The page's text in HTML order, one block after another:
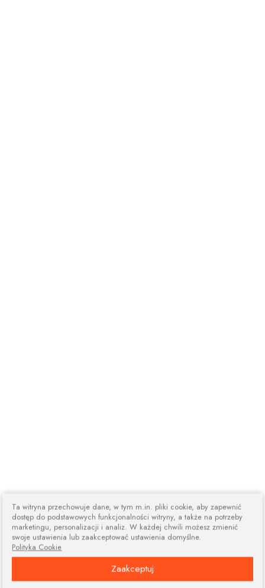
Ta witryna przechowuje dane, w tym m.in. pliki cookie, aby zapewnić
dostęp do podstawowych funkcjonalności witryny, a także na potrzeby
marketingu, personalizacji i analiz. W każdej chwili możesz zmienić
swoje ustawienia lub zaakceptować ustawienia domyślne.
Polityka Cookie
Zaakceptuj